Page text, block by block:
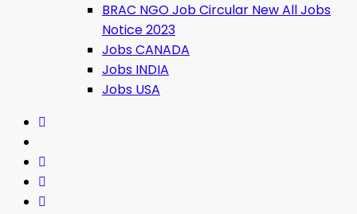
BRAC NGO Job Circular New All Jobs
Notice 2023
Jobs CANADA
Jobs INDIA
Jobs USA